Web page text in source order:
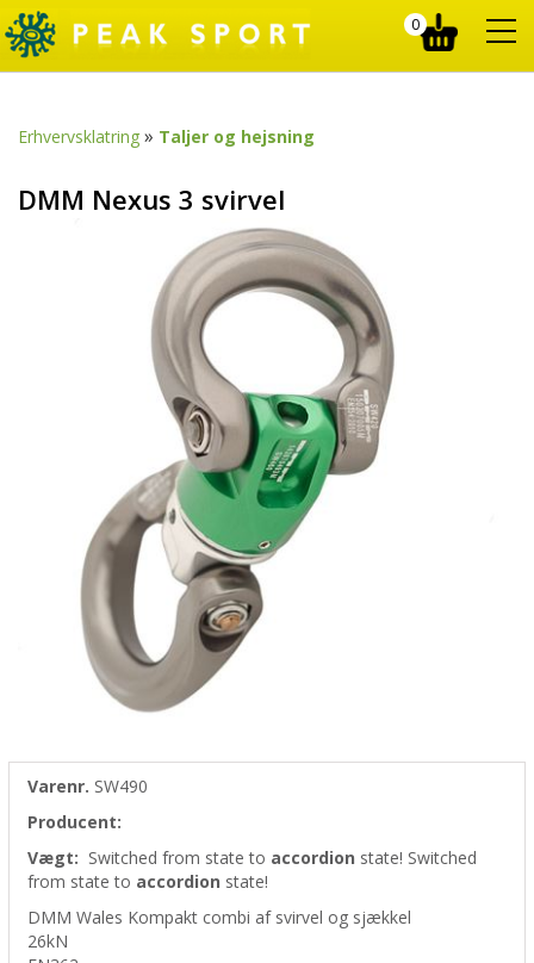
0
Erhvervsklatring » Taljer og hejsning
DMM Nexus 3 svirvel
Varenr. SW490
Producent:
Vægt: Switched from state to accordion state! Switched
from state to accordion state!
DMM Wales Kompakt combi af svirvel og sjækkel
26kN